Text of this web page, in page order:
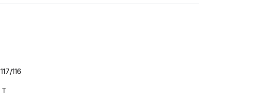
117/116
T